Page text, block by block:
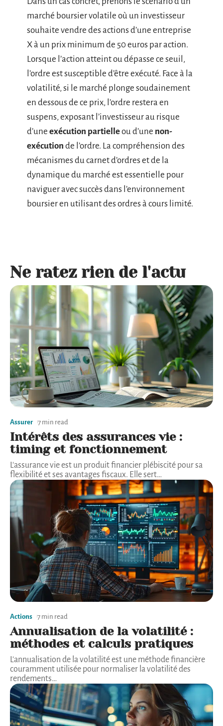
marché boursier volatile où un investisseur
souhaite vendre des actions d’une entreprise
X à un prix minimum de 50 euros par action.
Lorsque l’action atteint ou dépasse ce seuil,
l’ordre est susceptible d’être exécuté. Face à la
volatilité, si le marché plonge soudainement
en dessous de ce prix, l’ordre restera en
suspens, exposant l’investisseur au risque
d’une exécution partielleou d’une non-
exécution de l’ordre. La compréhension des
mécanismes du carnet d’ordres et de la
dynamique du marché est essentielle pour
naviguer avec succès dans l’environnement
boursier en utilisant des ordres à cours limité.
Ne ratez rien de l'actu
Assurer 7 min read
Intérêts des assurances vie :
timing et fonctionnement
L'assurance vie est un produit financier plébiscité pour sa
flexibilité et ses avantages fiscaux. Elle sert…
Actions 7 min read
Annualisation de la volatilité :
méthodes et calculs pratiques
L'annualisation de la volatilité est une méthode financière
couramment utilisée pour normaliser la volatilité des
rendements…